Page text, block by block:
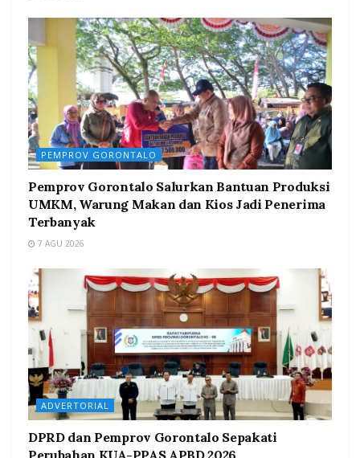
PEMPROV GORONTALO
Pemprov Gorontalo Salurkan Bantuan Produksi
UMKM, Warung Makan dan Kios Jadi Penerima
Terbanyak
7 AGU 2026
ADVERTORIAL
DPRD dan Pemprov Gorontalo Sepakati
Perubahan KUA-PPAS APBD 2026